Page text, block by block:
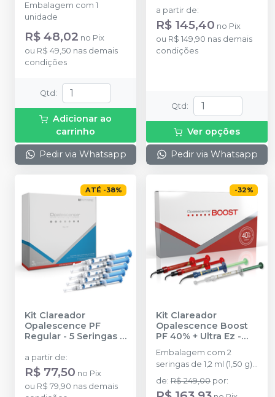
Embalagem com 1
unidade
R$ 48,02 no Pix
ou R$ 49,50 nas demais
condições
Qtd :
Adicionar ao
carrinho
Pedir via Whatsapp
a partir de:
R$ 145,40 no Pix
ou R$ 149,90 nas demais
condições
Qtd :
Ver opções
Pedir via Whatsapp
ATÉ -38%
Kit Clareador
Opalescence PF
Regular - 5 Seringas -
a partir de:
R$ 77,50 no Pix
ou R$ 79,90 nas demais
-32%
Kit Clareador
Opalescence Boost
PF 40% + Ultra Ez -
ULTRADENT
Embalagem com 2
seringas de 1,2 ml (1,50 g)
Opalescence Boost PF 8
Black Mini tips 1 seringa
de: R$ 249,00 por: